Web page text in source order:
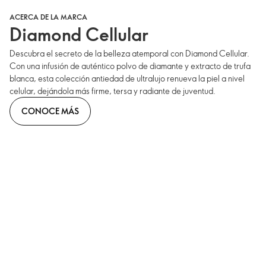
ACERCA DE LA MARCA
Diamond Cellular
Descubra el secreto de la belleza atemporal con Diamond Cellular.
Con una infusión de auténtico polvo de diamante y extracto de trufa
blanca, esta colección antiedad de ultralujo renueva la piel a nivel
celular, dejándola más firme, tersa y radiante de juventud.
CONOCE MÁS